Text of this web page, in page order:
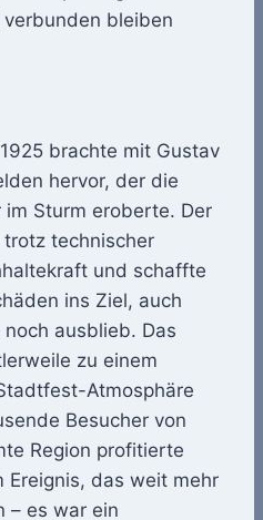
bleiben
brachte mit Gustav
hervor, der die
Sturm eroberte. Der
technischer
und schaffte
ins Ziel, auch
ausblieb. Das
zu einem
Atmosphäre
Besucher von
Region profitierte
das weit mehr
– es war ein